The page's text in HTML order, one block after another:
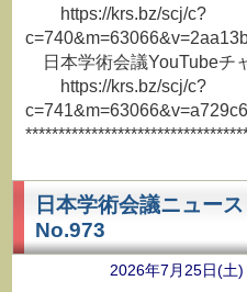
https://krs.bz/scj/c?
日本学術会議YouTubeチ
https://krs.bz/scj/c?
日本学術会議ニュー
No.973
2026年7月25日(土